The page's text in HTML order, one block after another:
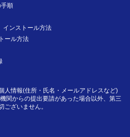
順
ンストール方法
ール方法
人情報(住所・氏名・メールアドレスなど)
関からの提出要請があった場合以外、第三
ございません。